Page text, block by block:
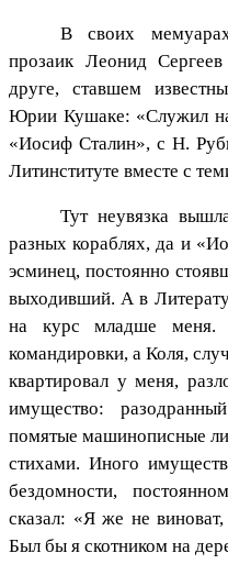
В своих
прозаик Леонид
друге, ставшем
Юрии Кушаке: «Служил
«Иосиф Сталин», с Н.
Литинституте вместе с
Тут неувязка
разных кораблях, да и
эсминец, постоянно
выходивший. А в
на курс младше меня.
командировки, а Коля,
квартировал у меня,
имущество:
помятые машинописные
стихами. Иного
бездомности,
сказал: «Я же не
Был бы я скотником на